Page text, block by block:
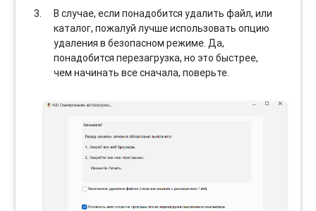
В случае, если понадобится удалить файл, или
каталог, пожалуй лучше использовать опцию
удаления в безопасном режиме. Да,
понадобится перезагрузка, но это быстрее,
чем начинать все сначала, поверьте.